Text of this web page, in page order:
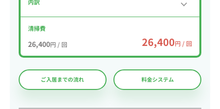
清掃費
26,400円 / 回 26,400円 / 回
ご入居までの流れ 料金システム